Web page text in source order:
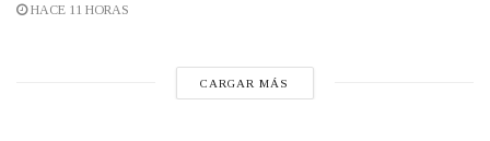
HACE 11 HORAS
CARGAR MÁS